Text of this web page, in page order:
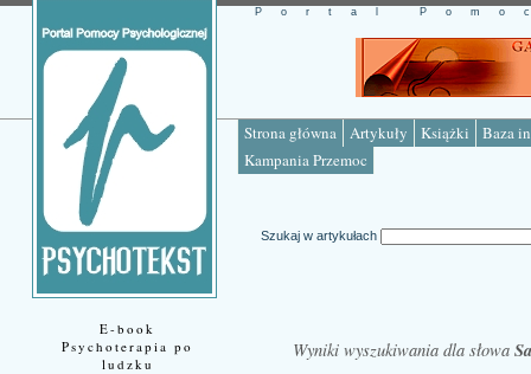
Strona główna Artykuły Książki
Baza
Kampania Przemoc
Portal
E-book
Psychoterapia po
ludzku
Szukaj w artykułach
Wyniki wyszukiwania dla słowa